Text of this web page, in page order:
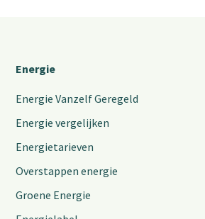
Energie
Energie Vanzelf Geregeld
Energie vergelijken
Energietarieven
Overstappen energie
Groene Energie